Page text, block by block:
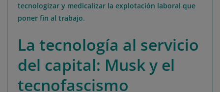
tecnologizar y medicalizar la explotación laboral que
poner fin al trabajo.
La tecnología al servicio
del capital: Musk y el
tecnofascismo